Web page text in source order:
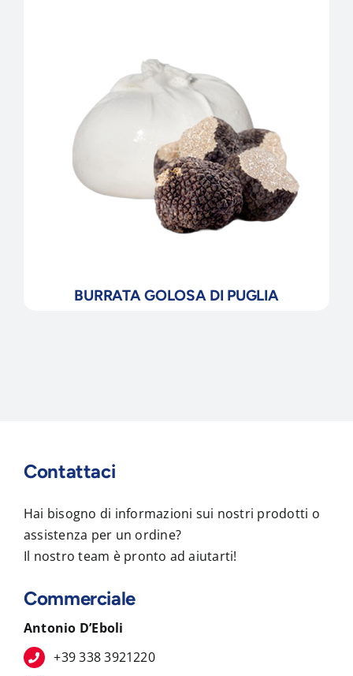
BURRATA GOLOSA DI PUGLIA
Contattaci
Hai bisogno di informazioni sui nostri prodotti o
assistenza per un ordine?
Il nostro team è pronto ad aiutarti!
Commerciale
Antonio D’Eboli
+39 338 3921220